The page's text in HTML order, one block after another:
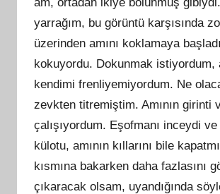
yarrağım, bu görüntü karşısında
üzerinden amını koklamaya
kokuyordu. Dokunmak istiyordum,
kendimi frenliyemiyordum. Ne
zevkten titremiştim. Amının girinti
çalışıyordum. Eşofmanı inceydi
külotu, amının kıllarını bile
kısmına bakarken daha fazlasını
çıkaracak olsam, uyandığında